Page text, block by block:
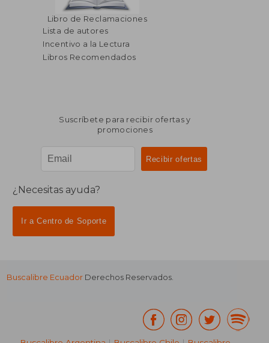
Libro de Reclamaciones
Lista de autores
Incentivo a la Lectura
Libros Recomendados
Suscríbete para recibir ofertas y
promociones
¿Necesitas ayuda?
Ir a Centro de Soporte
Buscalibre Ecuador Derechos Reservados.